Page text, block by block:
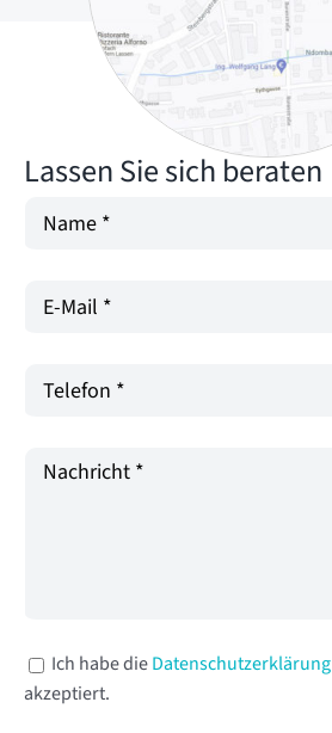
Lassen Sie sich beraten
Ich habe dieDatenschutzerklärung
akzeptiert.